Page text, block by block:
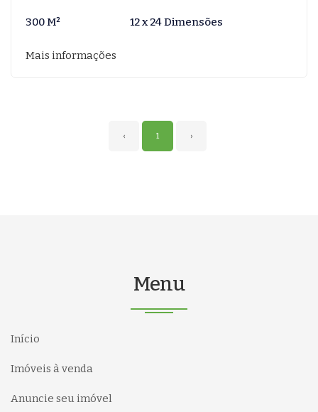
300 M² 12 x 24 Dimensões
Mais informações
‹ 1 ›
Menu
Início
Imóveis à venda
Anuncie seu imóvel